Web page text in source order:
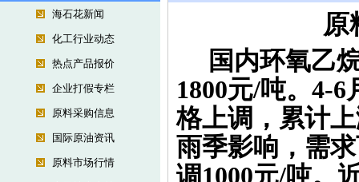
海石花新闻
化工行业动态
热点产品报价
企业打假专栏
原料采购信息
国际原油资讯
原料市场行情
原
国内环氧乙烷
1800元/吨。4-
格上调，累计
雨季影响，需
调1000元/吨。